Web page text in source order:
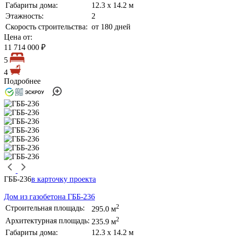
Габариты дома:
12.3 х 14.2 м
Этажность:
2
Скорость строительства: от 180 дней
Цена от:
11 714 000 ₽
5
4
Подробнее
ГББ-236в карточку проекта
Дом из газобетона ГББ-236
Строительная площадь:
295.0 м2
Архитектурная площадь: 235.9 м2
Габариты дома:
12.3 х 14.2 м